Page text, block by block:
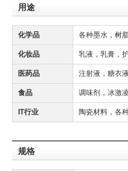
用途
化学品 各种墨水，树
化妆品 乳液，乳膏，
医药品 注射液，糖衣
食品 调味剂，冰激
IT行业 陶瓷材料，各
规格